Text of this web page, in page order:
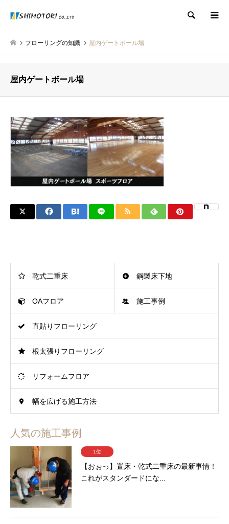
検索
フローリングの知識 屋内ゲートボール場
屋内ゲートボール場
乾式二重床 鋼製床下地
OAフロア 施工事例
直貼りフローリング
根太張りフローリング
リフォームフロア
幅を広げる施工方法
人気の施工事例
1位
【おぉっ】置床・乾式二重床の最新事情！
これがスタンダードにな...